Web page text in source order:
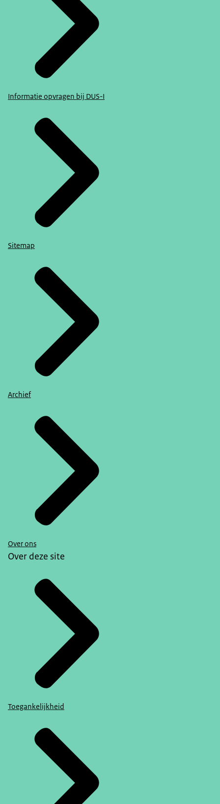
Informatie opvragen bij DUS-I
Sitemap
Archief
Over ons
Over deze site
Toegankelijkheid